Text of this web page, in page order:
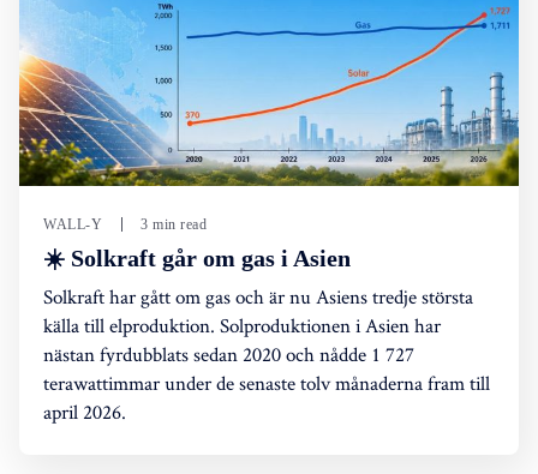
WALL-Y 3 min read
☀️ Solkraft går om gas i Asien
Solkraft har gått om gas och är nu Asiens tredje största
källa till elproduktion. Solproduktionen i Asien har
nästan fyrdubblats sedan 2020 och nådde 1 727
terawattimmar under de senaste tolv månaderna fram till
april 2026.